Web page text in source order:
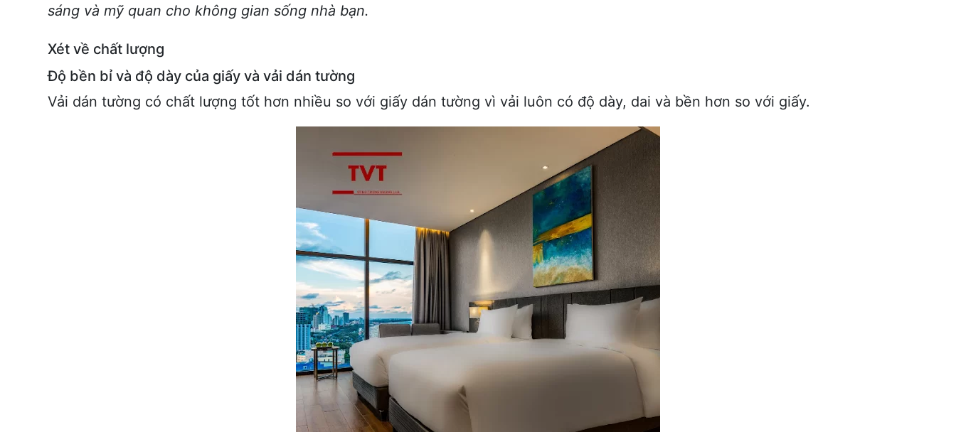
sáng và mỹ quan cho không gian sống nhà bạn.
Xét về chất lượng
Độ bền bỉ và độ dày của giấy và vải dán tường
Vải dán tường có chất lượng tốt hơn nhiều so với giấy dán tường vì vải luôn có độ dày, dai và bền hơn so với giấy.